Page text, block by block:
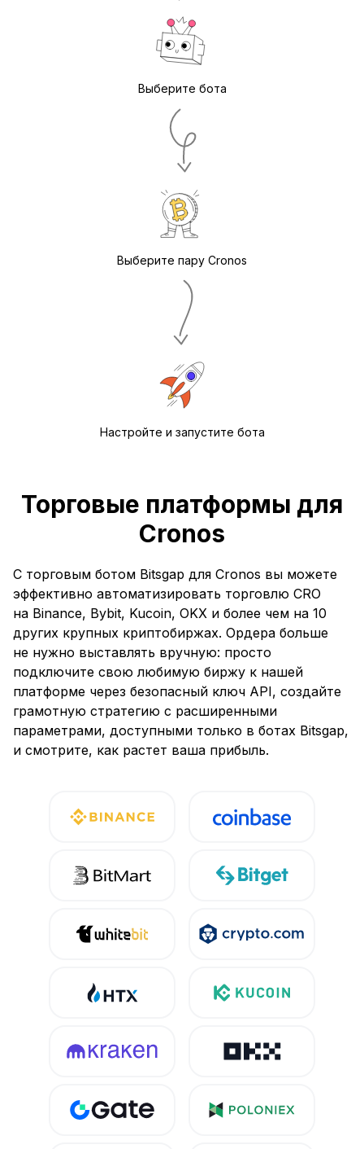
Выберите бота
Выберите пару Cronos
Настройте и запустите бота
Торговые платформы для
Cronos
С торговым ботом Bitsgap для Cronos вы можете
эффективно автоматизировать торговлю CRO
на Binance, Bybit, Kucoin, OKX и более чем на 10
других крупных криптобиржах. Ордера больше
не нужно выставлять вручную: просто
подключите свою любимую биржу к нашей
платформе через безопасный ключ API, создайте
грамотную стратегию с расширенными
параметрами, доступными только в ботах Bitsgap,
и смотрите, как растет ваша прибыль.